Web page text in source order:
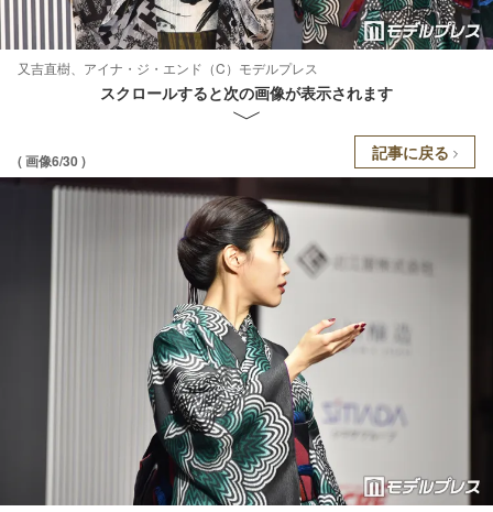
又吉直樹、アイナ・ジ・エンド（C）モデルプレス
スクロールすると次の画像が表示されます
( 画像6/30 ) 記事に戻る